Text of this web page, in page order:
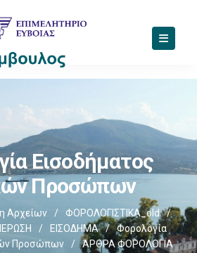
Εισοδήματος
Προσώπων
Αρχείων / ΦΟΡΟΛΟΓΙΣΤΙΚΑ_old
/
/ ΕΙΣΟΔΗΜΑ /
Φορολογία
Προσώπων
/
ΆΡΘΡΑ ΦΟΡΟΛΟΓΙΑ